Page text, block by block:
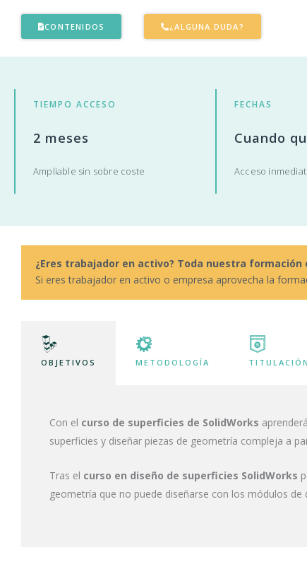
TIEMPO ACCESO
2 meses
Ampliable sin sobre coste
FECHAS
Cuando
Acceso
CONTENIDOS ¿ALGUNA DUDA?
¿Eres trabajador en activo? Toda nuestra formación
Si eres trabajador en activo o empresa aprovecha la
OBJETIVOS METODOLOGÍA TITULACIÓN
Con el curso de superficies de SolidWorks
superficies y diseñar piezas de geometría compleja a
Tras el curso en diseño de superficies SolidWorks
geometría que no puede diseñarse con los módulos de